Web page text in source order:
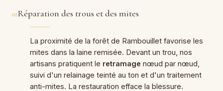
02Réparation des trous et des mites
La proximité de la forêt de Rambouillet favorise les
mites dans la laine remisée. Devant un trou, nos
artisans pratiquent le retramage nœud par nœud,
suivi d'un relainage teinté au ton et d'un traitement
anti-mites. La restauration efface la blessure.